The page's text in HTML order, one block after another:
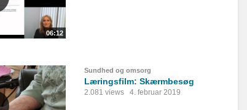
06:12
Sundhed og omsorg
Læringsfilm: Skærmbesøg
2.081 views 4. februar 2019